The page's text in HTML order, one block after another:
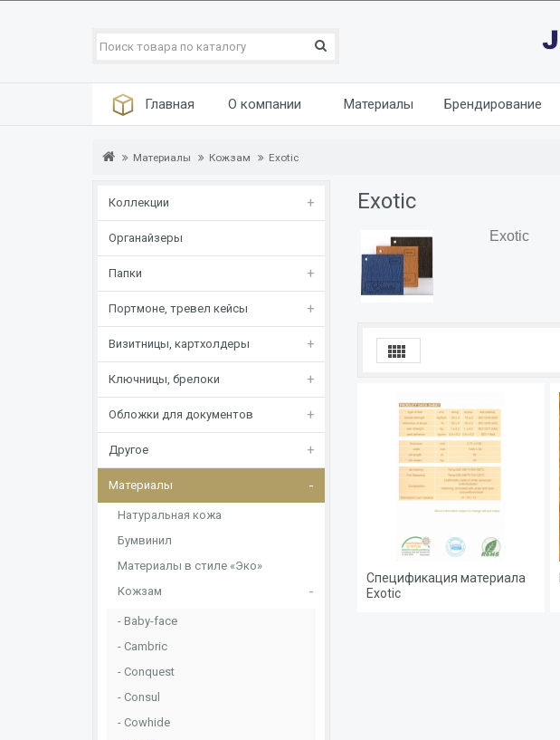
Главная О компании Материалы Брендирование
Материалы Кожзам Exotic
Коллекции
Органайзеры
Папки
Портмоне, тревел кейсы
Визитницы, картхолдеры
Ключницы, брелоки
Обложки для документов
Другое
Материалы
Натуральная кожа
Бумвинил
Материалы в стиле «Эко»
Кожзам
Baby-face
Cambric
Conquest
Consul
Cowhide
Exotic
Exotic
Спецификация материала
Exotic